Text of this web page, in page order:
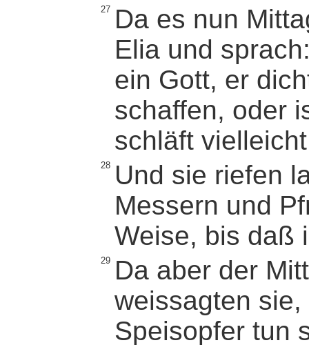
27 Da es nun
Elia und
ein Gott, er
schaffen, oder
schläft
28 Und sie riefen
Messern und
Weise, bis daß
29 Da aber der
weissagten
Speisopfer tun